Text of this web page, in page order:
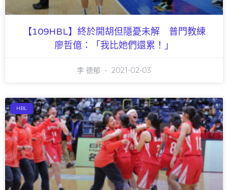
【109HBL】終於開胡但隱憂未解 普門教練
廖哲億：「我比她們還累！」
李 德郁 2021-02-03
HBL